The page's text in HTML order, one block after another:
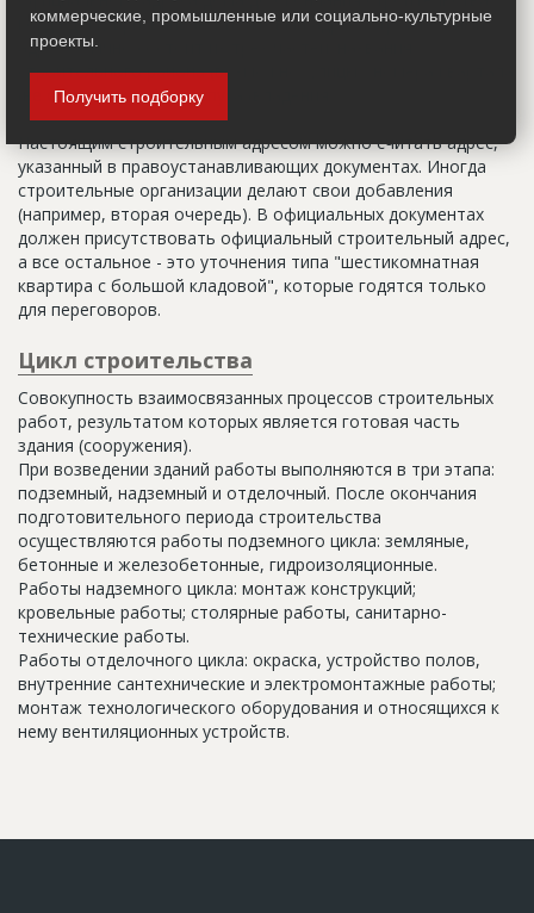
когда дому присваивают почтовый адрес. Строительный
адрес обычно состоит из трех частей: названия
строительного района (возможно, улицы), номера квартала
(не обязательно) и корпуса (владения).
Настоящим строительным адресом можно считать адрес,
указанный в правоустанавливающих документах. Иногда
строительные организации делают свои добавления
(например, вторая очередь). В официальных документах
должен присутствовать официальный строительный адрес,
а все остальное - это уточнения типа "шестикомнатная
квартира с большой кладовой", которые годятся только
для переговоров.
Цикл строительства
Совокупность взаимосвязанных процессов строительных
работ, результатом которых является готовая часть
здания (сооружения).
При возведении зданий работы выполняются в три этапа:
подземный, надземный и отделочный. После окончания
подготовительного периода строительства
осуществляются работы подземного цикла: земляные,
бетонные и железобетонные, гидроизоляционные.
Работы надземного цикла: монтаж конструкций;
кровельные работы; столярные работы, санитарно-
технические работы.
Работы отделочного цикла: окраска, устройство полов,
внутренние сантехнические и электромонтажные работы;
монтаж технологического оборудования и относящихся к
нему вентиляционных устройств.
коммерческие, промышленные или социально-культурные
проекты.
Получить подборку